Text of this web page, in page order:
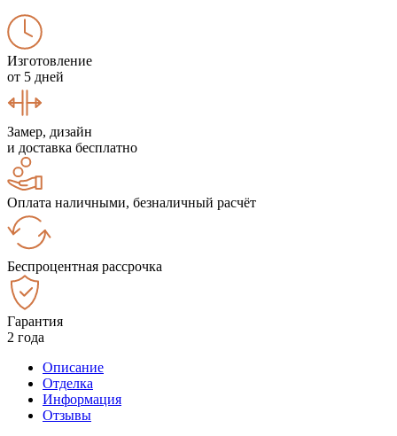
Изготовление
от 5 дней
Замер, дизайн
и доставка бесплатно
Оплата наличными, безналичный расчёт
Беспроцентная рассрочка
Гарантия
2 года
Описание
Отделка
Информация
Отзывы